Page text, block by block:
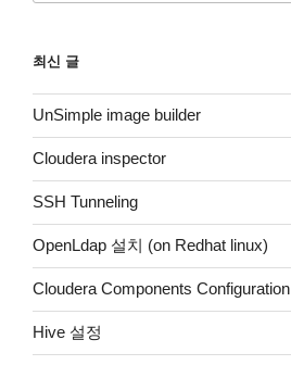
최신 글
UnSimple image builder
Cloudera inspector
SSH Tunneling
OpenLdap 설치 (on Redhat linux)
Cloudera Components Configuration
Hive 설정